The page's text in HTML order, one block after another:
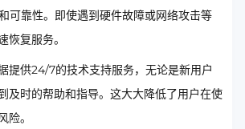
可靠性。即使遇到硬件故障或网络攻击等
恢复服务。
提供24/7的技术支持服务，无论是新用户
及时的帮助和指导。这大大降低了用户在使
险。